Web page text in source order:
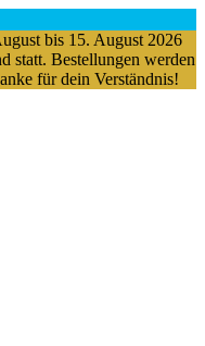
bis 15. August 2026
statt. Bestellungen werden
für dein Verständnis!